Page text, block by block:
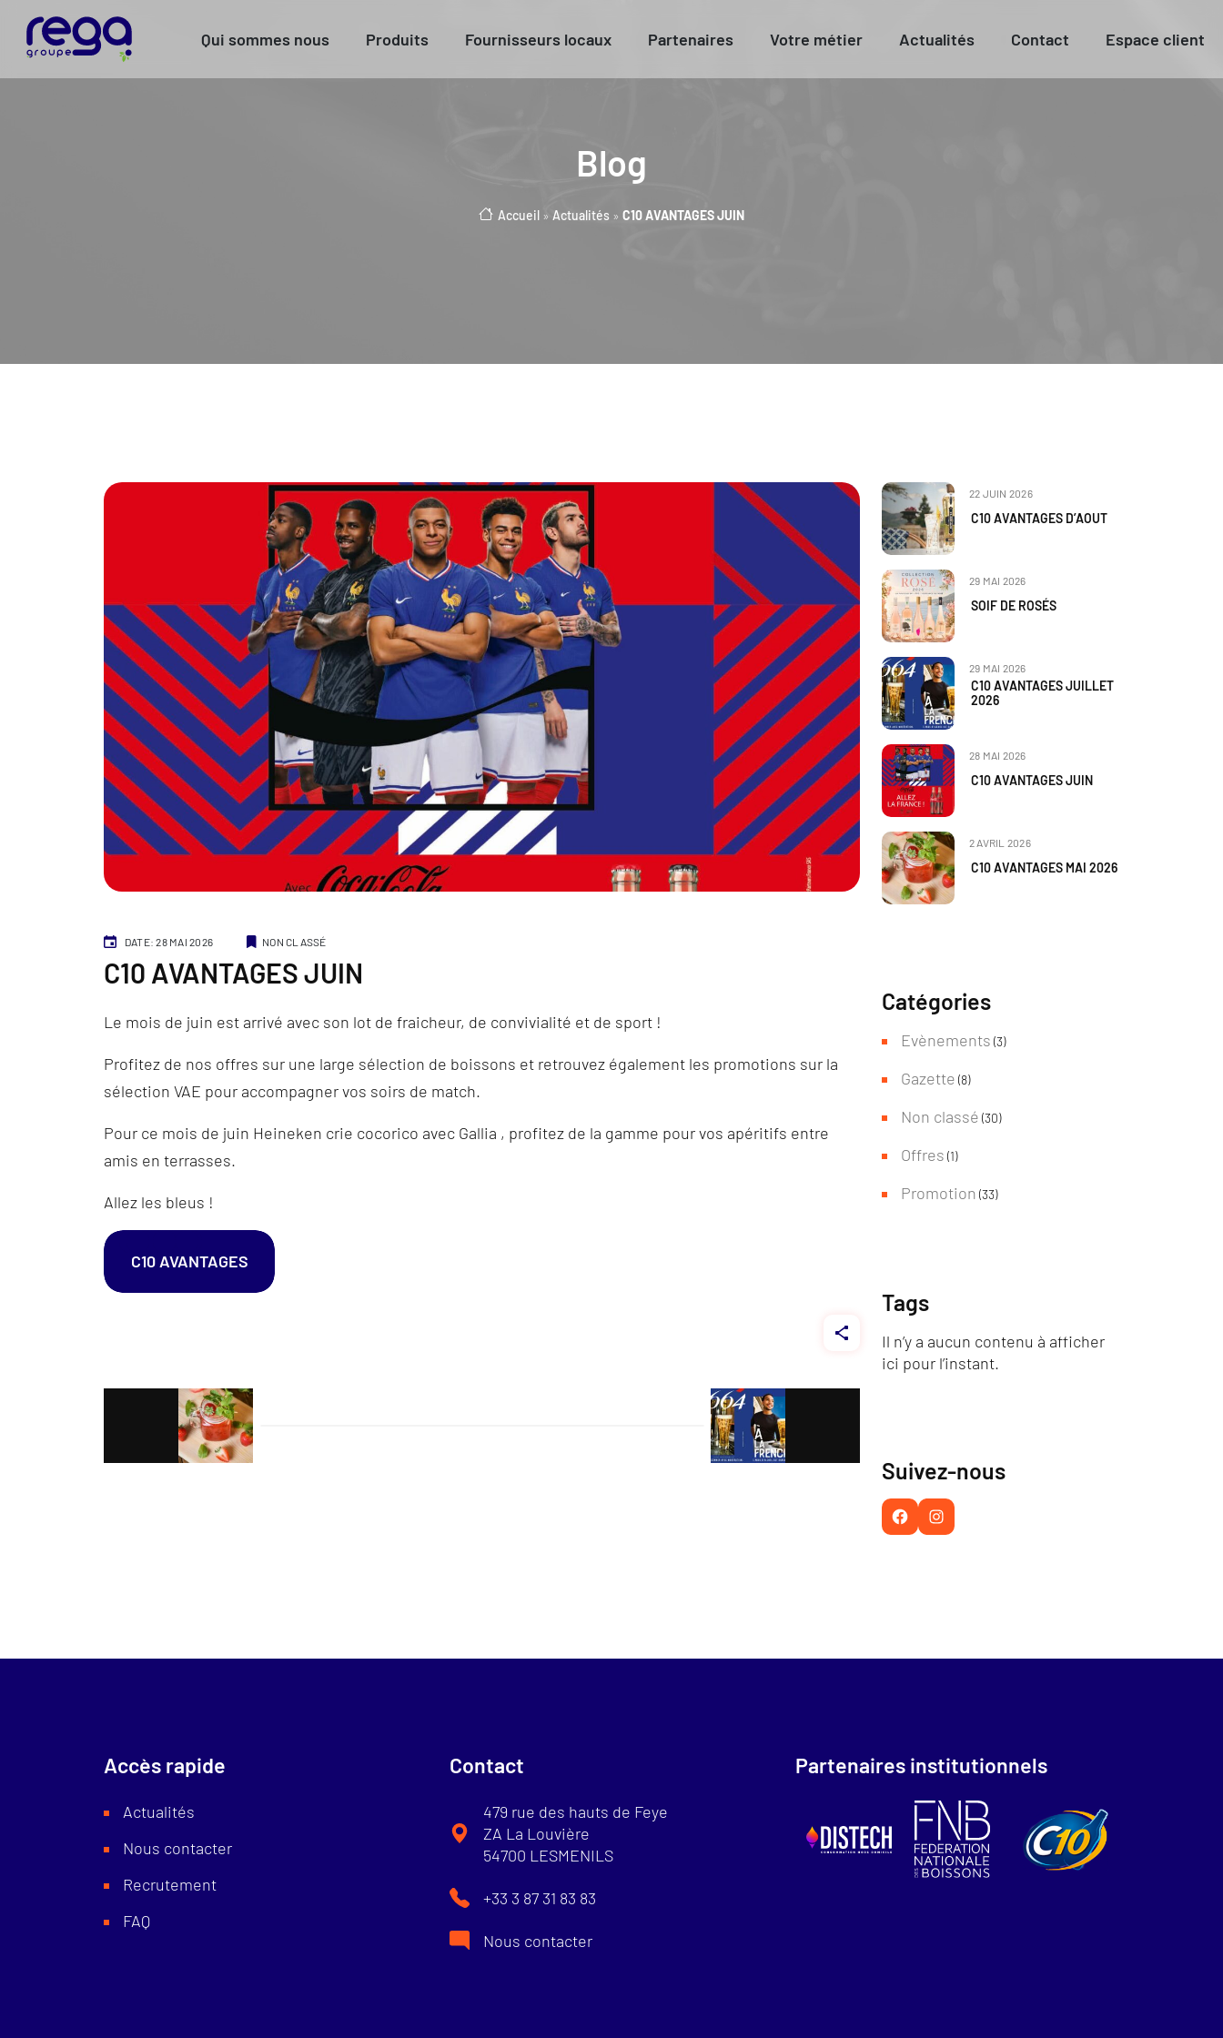
Qui sommes nous Produits Fournisseurs locaux Partenaires Votre métier Actualités Contact Espace client
Blog
Accueil » Actualités » C10 AVANTAGES JUIN
DATE: 28 MAI 2026 Catégories
NON CLASSÉ
C10 AVANTAGES JUIN
Le mois de juin est arrivé avec son lot de fraicheur, de convivialité et de sport !
Profitez de nos offres sur une large sélection de boissons et retrouvez également les promotions sur la
sélection VAE pour accompagner vos soirs de match.
Pour ce mois de juin Heineken crie cocorico avec Gallia , profitez de la gamme pour vos apéritifs entre
amis en terrasses.
Allez les bleus !
C10 AVANTAGES
Navigation
C10 AVANTAGES D’AOUT
22 JUIN 2026
SOIF DE ROSÉS
29 MAI 2026
C10 AVANTAGES JUILLET
2026
29 MAI 2026
C10 AVANTAGES JUIN
28 MAI 2026
C10 AVANTAGES MAI 2026
2 AVRIL 2026
Catégories
Evènements (3)
Gazette (8)
Non classé (30)
Offres (1)
Promotion (33)
Tags
Il n’y a aucun contenu à afficher
ici pour l’instant.
Suivez-nous
Facebook
Instagram
Accès rapide
Actualités
Nous contacter
Recrutement
FAQ
Contact
479 rue des hauts de Feye
ZA La Louvière
54700 LESMENILS
+33 3 87 31 83 83
Nous contacter
Partenaires institutionnels